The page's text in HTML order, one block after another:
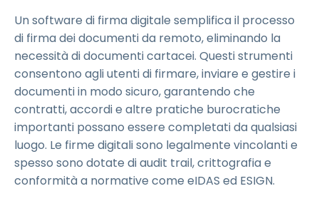
Un software di firma digitale semplifica il processo
di firma dei documenti da remoto, eliminando la
necessità di documenti cartacei. Questi strumenti
consentono agli utenti di firmare, inviare e gestire i
documenti in modo sicuro, garantendo che
contratti, accordi e altre pratiche burocratiche
importanti possano essere completati da qualsiasi
luogo. Le firme digitali sono legalmente vincolanti e
spesso sono dotate di audit trail, crittografia e
conformità a normative come eIDAS ed ESIGN.